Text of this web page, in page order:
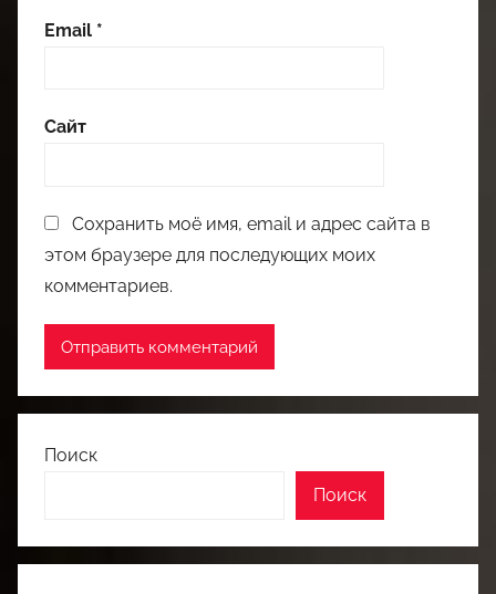
Email *
Сайт
Сохранить моё имя, email и адрес сайта в
этом браузере для последующих моих
комментариев.
Поиск
Поиск